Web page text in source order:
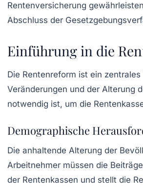
Rentenversicherung
Abschluss der
Einführung in die
Die Rentenreform ist ein
Veränderungen und der Alterung
notwendig ist, um die
Demographische
Die anhaltende Alterung der
Arbeitnehmer müssen die
der Rentenkassen und stellt die